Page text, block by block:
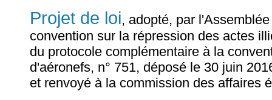
Projet de loi, adopté, par
convention sur la répression des actes
du protocole complémentaire à la
d'aéronefs, n° 751, déposé le 30 juin
et renvoyé à la commission des affaires